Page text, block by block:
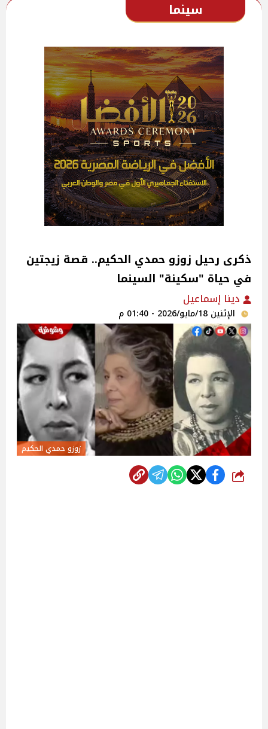
سينما
ذكرى رحيل زوزو حمدي الحكيم.. قصة زيجتين
في حياة "سكينة" السينما
دينا إسماعيل
الإثنين 18/مايو/2026 - 01:40 م
زوزو حمدي الحكيم
شارك